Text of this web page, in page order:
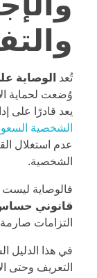
تُعد الوصاية
وُضعت لحماية
يعد قادرًا على
الشخصية
عدم استغلال
الشخصية.
فالوصاية
قانوني
التزامات
في هذا الدليل
التعريف وحتى